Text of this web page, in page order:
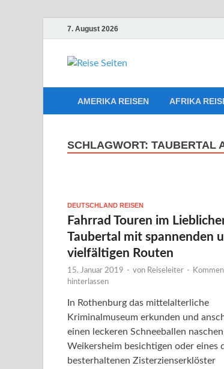
7. August 2026
Die
AMERIKA REISEN AFRIKA
SCHLAGWORT: TAUBERTAL
DEUTSCHLAND REISEN
Fahrrad Touren im
Taubertal mit spannenden
vielfältigen Routen
15. Januar 2019 - von Reiseleiter -
hinterlassen
In Rothenburg das mittelalterliche
Kriminalmuseum erkunden und
einen leckeren Schneeballen
Weikersheim besichtigen oder eines
besterhaltenen Zisterzienserklöster